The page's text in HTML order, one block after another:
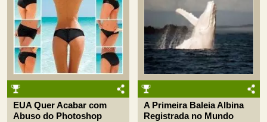
EUA Quer Acabar com
Abuso do Photoshop
A Primeira Baleia Albina
Registrada no Mundo